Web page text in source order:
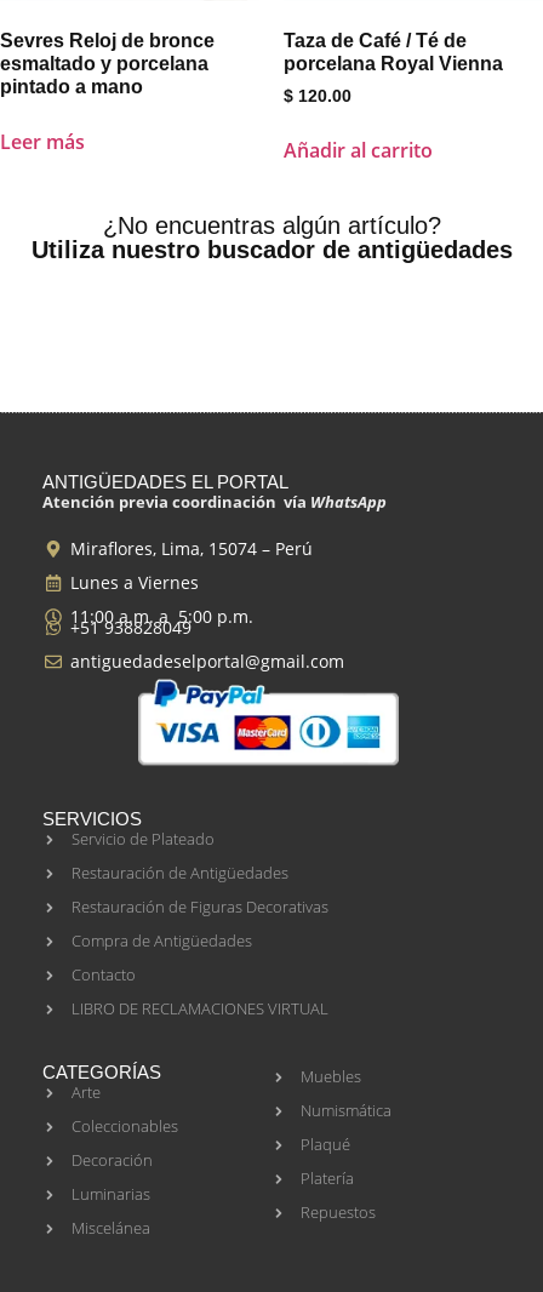
Sevres Reloj de bronce
esmaltado y porcelana
pintado a mano
Leer más
Taza de Café / Té de
porcelana Royal Vienna
$ 120.00
Añadir al carrito
¿No encuentras algún artículo?
Utiliza nuestro buscador de antigüedades
ANTIGÜEDADES EL PORTAL
Atención previa coordinación vía WhatsApp
Miraflores, Lima, 15074 – Perú
Lunes a Viernes
11:00 a.m. a 5:00 p.m.
+51 938828049
antiguedadeselportal@gmail.com
SERVICIOS
Servicio de Plateado
Restauración de Antigüedades
Restauración de Figuras Decorativas
Compra de Antigüedades
Contacto
LIBRO DE RECLAMACIONES VIRTUAL
CATEGORÍAS
Arte
Coleccionables
Decoración
Luminarias
Miscelánea
Muebles
Numismática
Plaqué
Platería
Repuestos